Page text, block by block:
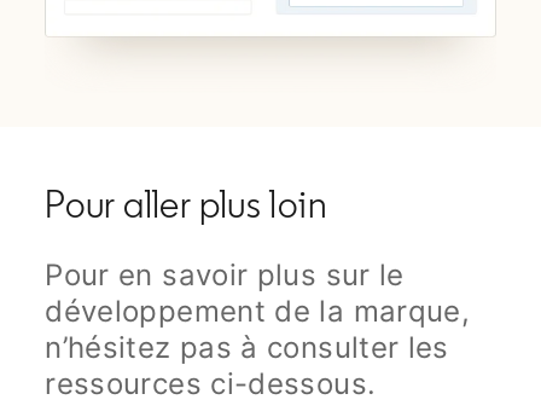
Pour aller plus loin
Pour en savoir plus sur le
développement de la marque,
n’hésitez pas à consulter les
ressources ci-dessous.